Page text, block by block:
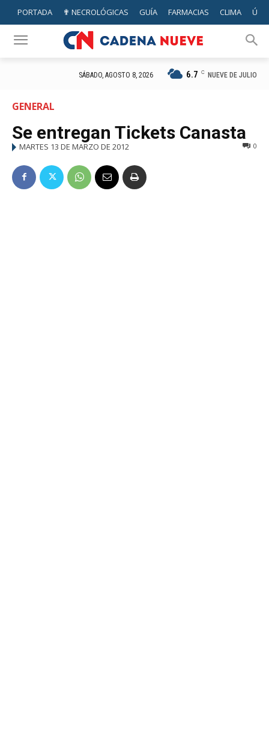
PORTADA ✟ NECROLÓGICAS GUÍA FARMACIAS CLIMA
SÁBADO, AGOSTO 8, 2026 6.7 C NUEVE DE JULIO
GENERAL
Se entregan Tickets Canasta
MARTES 13 DE MARZO DE 2012 0